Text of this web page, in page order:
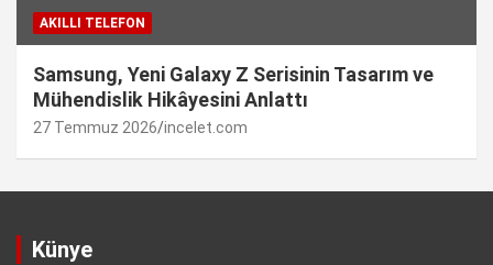
AKILLI TELEFON
Samsung, Yeni Galaxy Z Serisinin Tasarım ve
Mühendislik Hikâyesini Anlattı
27 Temmuz 2026 incelet.com
Künye